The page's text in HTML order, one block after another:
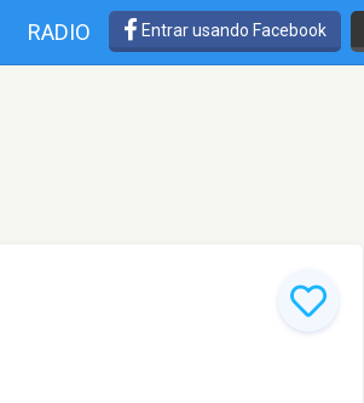
RADIO Entrar usando Facebook